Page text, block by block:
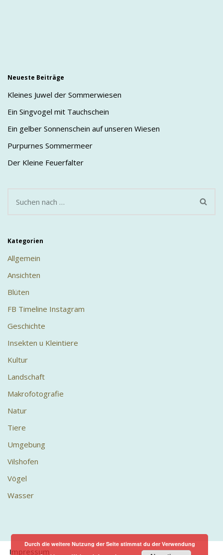
Neueste Beiträge
Kleines Juwel der Sommerwiesen
Ein Singvogel mit Tauchschein
Ein gelber Sonnenschein auf unseren Wiesen
Purpurnes Sommermeer
Der Kleine Feuerfalter
Kategorien
Allgemein
Ansichten
Blüten
FB Timeline Instagram
Geschichte
Insekten u Kleintiere
Kultur
Landschaft
Makrofotografie
Natur
Tiere
Umgebung
Vilshofen
Vögel
Wasser
Impressum
Durch die weitere Nutzung der Seite stimmst du der Verwendung